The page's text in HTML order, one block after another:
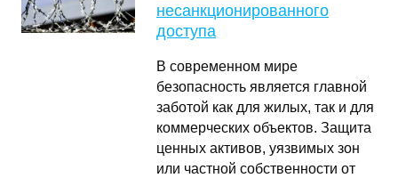
несанкционированного
доступа
В современном мире
безопасность является главной
заботой как для жилых, так и для
коммерческих объектов. Защита
ценных активов, уязвимых зон
или частной собственности от